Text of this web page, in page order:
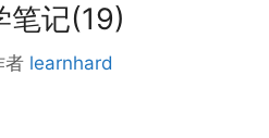
笔记(19)
者 learnhard